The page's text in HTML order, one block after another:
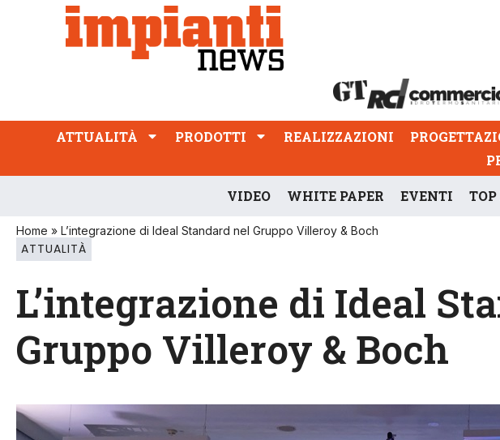
ATTUALITÀ PRODOTTI REALIZZAZIONI
PROFESSIONE
ATTUALITÀ PRODOTTI REALIZZAZIONI
VIDEO WHITE PAPER EVENTI
Home » L’integrazione di Ideal Standard nel Gruppo Villeroy & Boch
ATTUALITÀ
L’integrazione di Ideal
Gruppo Villeroy & Boch